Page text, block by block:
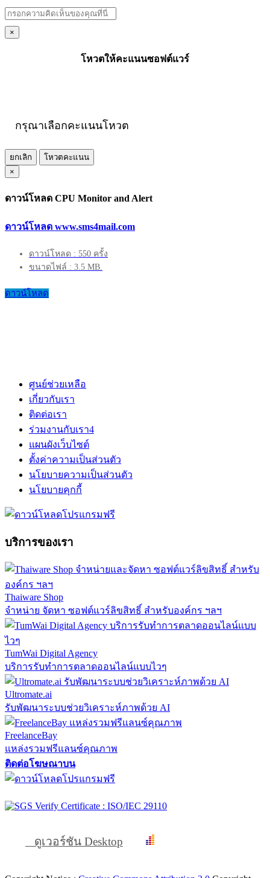
×
โหวตให้คะแนนซอฟต์แวร์
กรุณาเลือกคะแนนโหวต
ยกเลิก
โหวตคะแนน
×
ดาวน์โหลด CPU Monitor and Alert
ดาวน์โหลด www.sms4mail.com
ดาวน์โหลด : 550 ครั้ง
ขนาดไฟล์ : 3.5 MB.
ดาวน์โหลด
ศูนย์ช่วยเหลือ
เกี่ยวกับเรา
ติดต่อเรา
ร่วมงานกับเรา4
แผนผังเว็บไซต์
ตั้งค่าความเป็นส่วนตัว
นโยบายความเป็นส่วนตัว
นโยบายคุกกี้
บริการของเรา
Thaiware Shop
จำหน่าย จัดหา ซอฟต์แวร์ลิขสิทธิ์ สำหรับองค์กร ฯลฯ
TumWai Digital Agency
บริการรับทำการตลาดออนไลน์แบบไวๆ
Ultromate.ai
รับพัฒนาระบบช่วยวิเคราะห์ภาพด้วย AI
FreelanceBay
แหล่งรวมฟรีแลนซ์คุณภาพ
ติดต่อโฆษณาบน
ดูเวอร์ชัน Desktop